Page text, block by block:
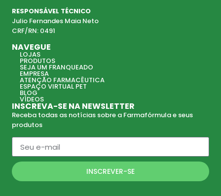
RESPONSÁVEL TÉCNICO
Julio Fernandes Maia Neto
CRF/RN: 0491
NAVEGUE
LOJAS
PRODUTOS
SEJA UM FRANQUEADO
EMPRESA
ATENÇÃO FARMACÊUTICA
ESPAÇO VIRTUAL PET
BLOG
VÍDEOS
INSCREVA-SE NA NEWSLETTER
Receba todas as notícias sobre a Farmafórmula e seus
produtos
INSCREVER-SE